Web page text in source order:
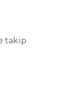
takip